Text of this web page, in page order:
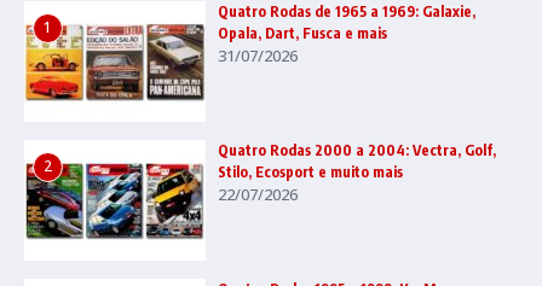
1
Quatro Rodas de 1965 a 1969: Galaxie,
Opala, Dart, Fusca e mais
31/07/2026
2
Quatro Rodas 2000 a 2004: Vectra, Golf,
Stilo, Ecosport e muito mais
22/07/2026